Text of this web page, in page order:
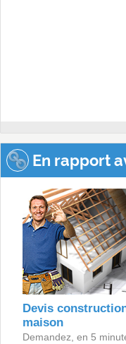
En rapport
Devis
maison
Demandez, en 5